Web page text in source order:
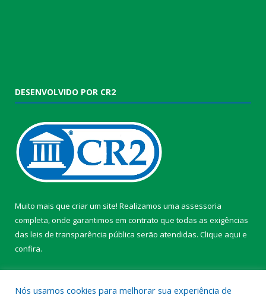
DESENVOLVIDO POR CR2
Muito mais que criar um site! Realizamos uma assessoria
completa, onde garantimos em contrato que todas as exigências
das leis de transparência pública serão atendidas. Clique aqui e
confira.
Nós usamos cookies para melhorar sua experiência de